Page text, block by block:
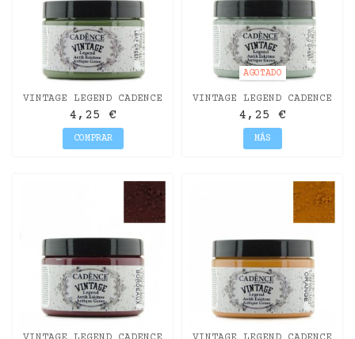
VINTAGE LEGEND CADENCE
VERDE HOJA 150ML
4,25 €
COMPRAR
AGOTADO
VINTAGE LEGEND CADENCE
VERDE MOHO 150ML
4,25 €
MÁS